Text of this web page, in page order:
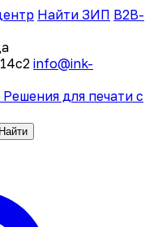
Найти ЗИП B2B-
info@ink-
Решения для печати с
Найти